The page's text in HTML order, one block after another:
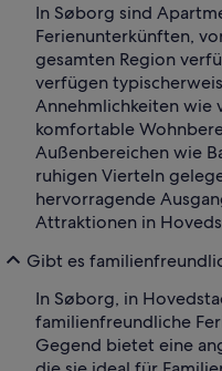
In Søborg sind
Ferienunterkünften,
gesamten Region
verfügen
Annehmlichkeiten wie
komfortable
Außenbereichen wie
ruhigen Vierteln
hervorragende
Attraktionen in
Gibt es
In Søborg, in
familienfreundliche
Gegend bietet eine